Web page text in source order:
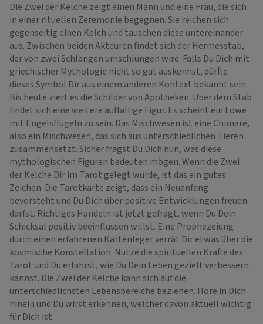
Die Zwei der Kelche zeigt einen Mann und eine Frau, die sich
in einer rituellen Zeremonie begegnen. Sie reichen sich
gegenseitig einen Kelch und tauschen diese untereinander
aus. Zwischen beiden Akteuren findet sich der Hermesstab,
der von zwei Schlangen umschlungen wird. Falls Du Dich mit
griechischer Mythologie nicht so gut auskennst, dürfte
dieses Symbol Dir aus einem anderen Kontext bekannt sein.
Bis heute ziert es die Schilder von Apotheken. Über dem Stab
findet sich eine weitere auffällige Figur. Es scheint ein Löwe
mit Engelsflügeln zu sein. Das Mischwesen ist eine Chimäre,
also ein Mischwesen, das sich aus unterschiedlichen Tieren
zusammensetzt. Sicher fragst Du Dich nun, was diese
mythologischen Figuren bedeuten mögen. Wenn die Zwei
der Kelche Dir im Tarot gelegt wurde, ist das ein gutes
Zeichen. Die Tarotkarte zeigt, dass ein Neuanfang
bevorsteht und Du Dich über positive Entwicklungen freuen
darfst. Richtiges Handeln ist jetzt gefragt, wenn Du Dein
Schicksal positiv beeinflussen willst. Eine Prophezeiung
durch einen erfahrenen Kartenleger verrät Dir etwas über die
kosmische Konstellation. Nutze die spirituellen Kräfte des
Tarot und Du erfährst, wie Du Dein Leben gezielt verbessern
kannst. Die Zwei der Kelche kann sich auf die
unterschiedlichsten Lebensbereiche beziehen. Höre in Dich
hinein und Du wirst erkennen, welcher davon aktuell wichtig
für Dich ist.